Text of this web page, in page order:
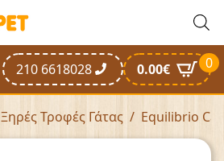
210 6618028 0.00€ 0
Ξηρές Τροφές Γάτας Equilibrio Cat